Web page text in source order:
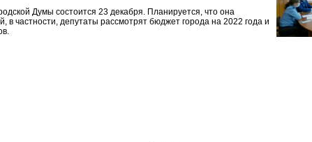
Думы состоится 23 декабря. Планируется, что она
в частности, депутаты рассмотрят бюджет города на 2022 года и